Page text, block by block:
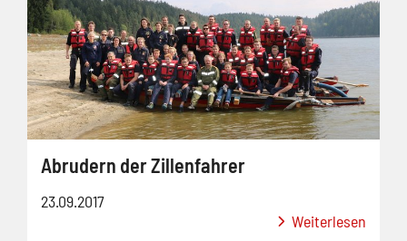
Abrudern der Zillenfahrer
23.09.2017
Weiterlesen